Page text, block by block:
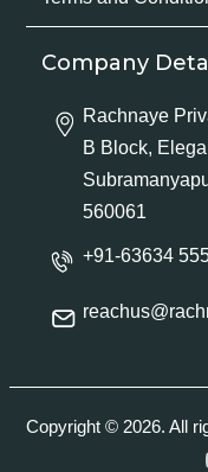
Company
Rachnaye
B Block,
560061
+91-63634
Copyright © 2026. All